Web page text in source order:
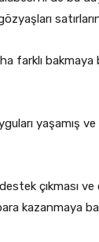
farklı bakmaya
yaşamış
çıkması
kazanmaya